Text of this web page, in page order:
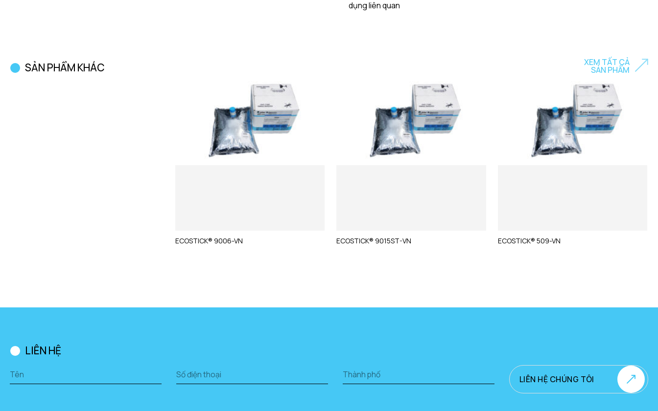
dụng liên quan
SẢN PHẨM KHÁC XEM TẤT CẢ
SẢN PHẨM
ECOSTICK® 9006-VN ECOSTICK® 9015ST-VN ECOSTICK® 509-VN
LIÊN HỆ
LIÊN HỆ CHÚNG TÔI